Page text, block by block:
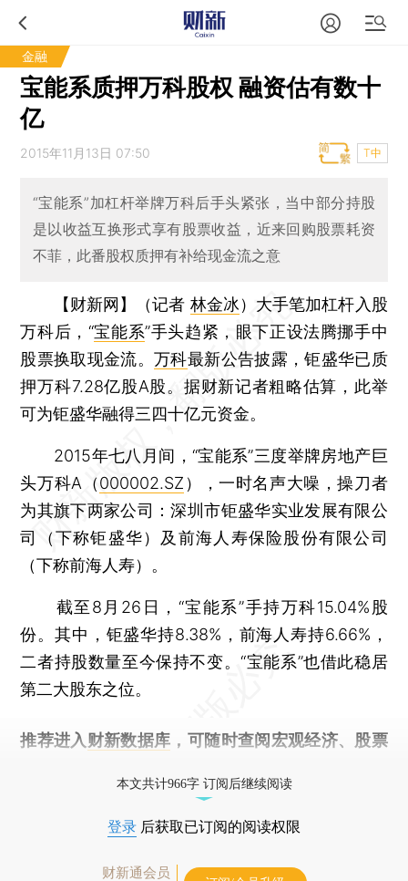
金融
宝能系质押万科股权 融资估有数十
亿
2015年11月13日 07:50 T中
“宝能系”加杠杆举牌万科后手头紧张，当中部分持股
是以收益互换形式享有股票收益，近来回购股票耗资
不菲，此番股权质押有补给现金流之意
【财新网】（记者 林金冰） 大手笔加杠杆入股
万科后，“宝能系”手头趋紧，眼下正设法腾挪手中
股票换取现金流。万科最新公告披露，钜盛华已质
押万科7.28亿股A股。据财新记者粗略估算，此举
可为钜盛华融得三四十亿元资金。
2015年七八月间，“宝能系”三度举牌房地产巨
头万科A（000002.SZ ），一时名声大噪，操刀者
为其旗下两家公司：深圳市钜盛华实业发展有限公
司（下称钜盛华）及前海人寿保险股份有限公司
（下称前海人寿）。
截至8月26日，“宝能系”手持万科15.04%股
份。其中，钜盛华持8.38%，前海人寿持6.66%，
二者持股数量至今保持不变。“宝能系”也借此稳居
第二大股东之位。
推荐进入 财新数据库 ，可随时查阅宏观经济、股票
本文共计966字 订阅后继续阅读
登录 后获取已订阅的阅读权限
财新通会员